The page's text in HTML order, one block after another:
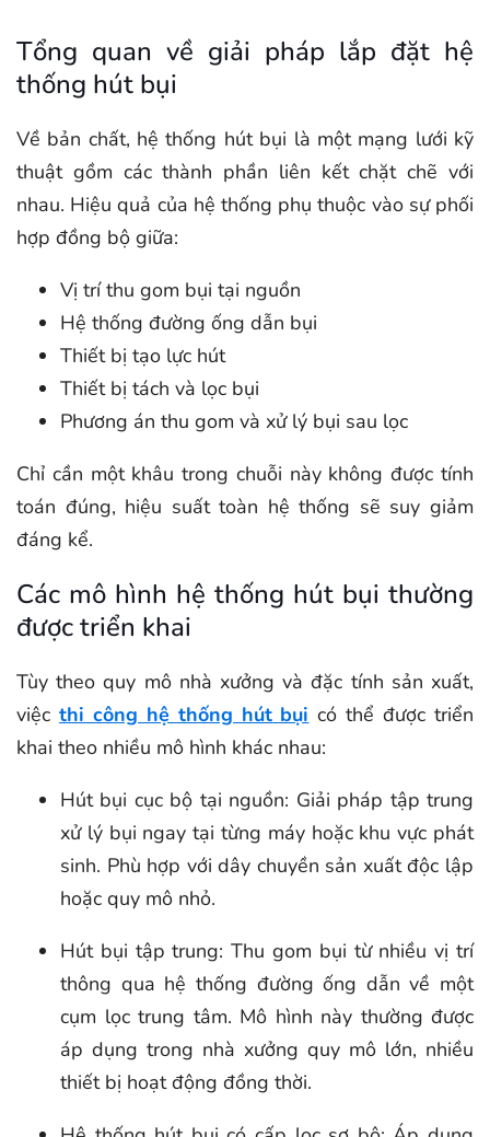
Tổng quan về giải pháp lắp đặt hệ
thống hút bụi
Về bản chất, hệ thống hút bụi là một mạng lưới kỹ
thuật gồm các thành phần liên kết chặt chẽ với
nhau. Hiệu quả của hệ thống phụ thuộc vào sự phối
hợp đồng bộ giữa:
Vị trí thu gom bụi tại nguồn
Hệ thống đường ống dẫn bụi
Thiết bị tạo lực hút
Thiết bị tách và lọc bụi
Phương án thu gom và xử lý bụi sau lọc
Chỉ cần một khâu trong chuỗi này không được tính
toán đúng, hiệu suất toàn hệ thống sẽ suy giảm
đáng kể.
Các mô hình hệ thống hút bụi thường
được triển khai
Tùy theo quy mô nhà xưởng và đặc tính sản xuất,
việc thi công hệ thống hút bụi có thể được triển
khai theo nhiều mô hình khác nhau:
Hút bụi cục bộ tại nguồn: Giải pháp tập trung
xử lý bụi ngay tại từng máy hoặc khu vực phát
sinh. Phù hợp với dây chuyền sản xuất độc lập
hoặc quy mô nhỏ.
Hút bụi tập trung: Thu gom bụi từ nhiều vị trí
thông qua hệ thống đường ống dẫn về một
cụm lọc trung tâm. Mô hình này thường được
áp dụng trong nhà xưởng quy mô lớn, nhiều
thiết bị hoạt động đồng thời.